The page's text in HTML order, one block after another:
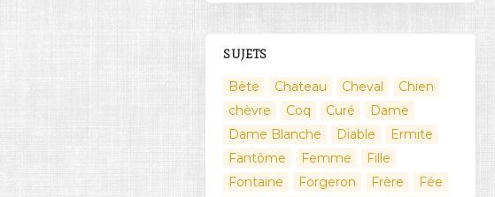
SUJETS
Bête Chateau Cheval
Chien
chèvre
Coq Curé
Dame
Dame Blanche
Diable
Ermite
Fantôme
Femme
Fille
Fontaine
Forgeron Frère
Fée